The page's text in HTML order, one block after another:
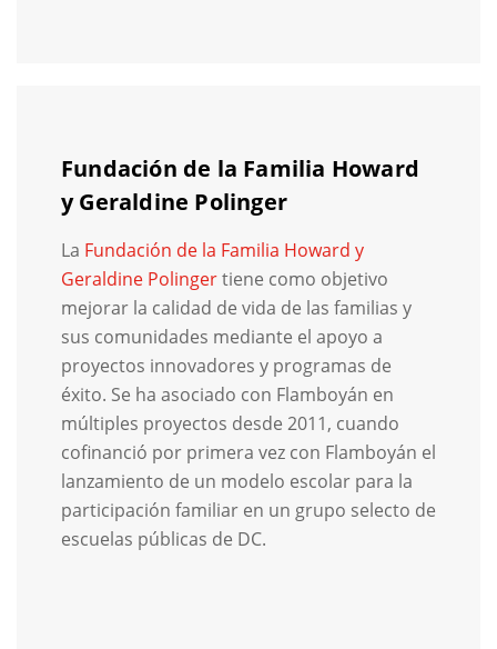
Fundación de la Familia Howard
y Geraldine Polinger
La Fundación de la Familia Howard y
Geraldine Polingertiene como objetivo
mejorar la calidad de vida de las familias y
sus comunidades mediante el apoyo a
proyectos innovadores y programas de
éxito. Se ha asociado con Flamboyán en
múltiples proyectos desde 2011, cuando
cofinanció por primera vez con Flamboyán el
lanzamiento de un modelo escolar para la
participación familiar en un grupo selecto de
escuelas públicas de DC.